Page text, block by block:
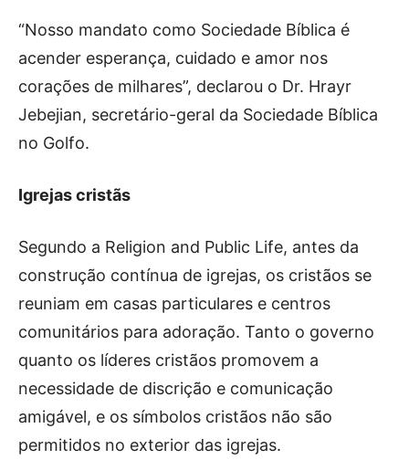
“Nosso mandato como Sociedade Bíblica é
acender esperança, cuidado e amor nos
corações de milhares”, declarou o Dr. Hrayr
Jebejian, secretário-geral da Sociedade Bíblica
no Golfo.
Igrejas cristãs
Segundo a Religion and Public Life, antes da
construção contínua de igrejas, os cristãos se
reuniam em casas particulares e centros
comunitários para adoração. Tanto o governo
quanto os líderes cristãos promovem a
necessidade de discrição e comunicação
amigável, e os símbolos cristãos não são
permitidos no exterior das igrejas.